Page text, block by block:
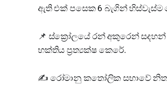
ඇති එක් පසෙක 6 බැගින් හිස්වැස්ම
📌️ ස්ක්‍රෝලයේ රන් අකුරෙන්
භක්තිය ප්‍රත්‍යක්ෂ කෙරේ.
✍️ රෝමානු කතෝලික සභාවේ නිතර